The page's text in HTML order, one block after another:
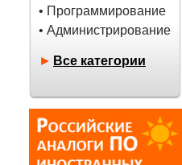
• Программирование
• Администрирование
► Все категории